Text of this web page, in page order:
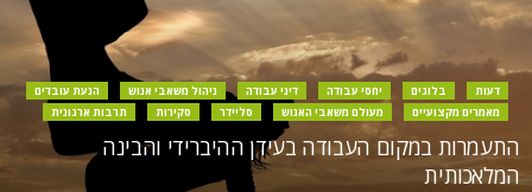
דעות בלוגים יחסי עבודה דיני עבודה ניהול משאבי אנוש
הנעת עובדים
מאמרים מקצועיים
מעולם משאבי האנוש סליידר סקירות תרבות ארגונית
התעמרות במקום העבודה בעידן ההיברידי והבינה
המלאכותית